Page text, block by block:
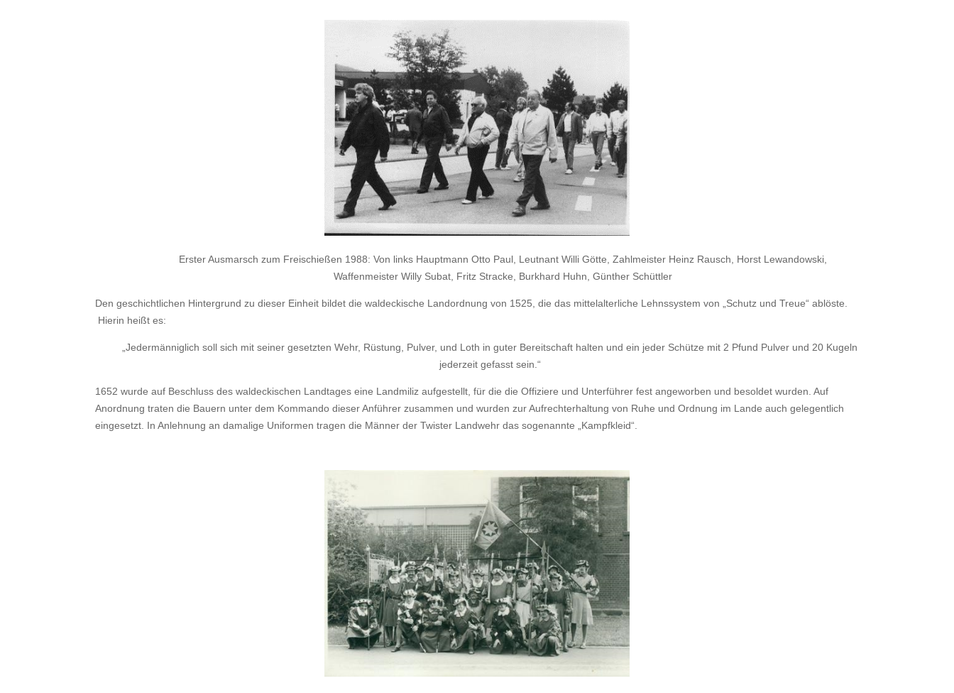
Erster Ausmarsch zum Freischießen 1988: Von links Hauptmann Otto Paul, Leutnant Willi Götte, Zahlmeister Heinz Rausch, Horst Lewandowski,
Waffenmeister Willy Subat, Fritz Stracke, Burkhard Huhn, Günther Schüttler
Den geschichtlichen Hintergrund zu dieser Einheit bildet die waldeckische Landordnung von 1525, die das mittelalterliche Lehnssystem von „Schutz und Treue“ ablöste.
Hierin heißt es:
„Jedermänniglich soll sich mit seiner gesetzten Wehr, Rüstung, Pulver, und Loth in guter Bereitschaft halten und ein jeder Schütze mit 2 Pfund Pulver und 20 Kugeln
jederzeit gefasst sein.“
1652 wurde auf Beschluss des waldeckischen Landtages eine Landmiliz aufgestellt, für die die Offiziere und Unterführer fest angeworben und besoldet wurden. Auf
Anordnung traten die Bauern unter dem Kommando dieser Anführer zusammen und wurden zur Aufrechterhaltung von Ruhe und Ordnung im Lande auch gelegentlich
eingesetzt. In Anlehnung an damalige Uniformen tragen die Männer der Twister Landwehr das sogenannte „Kampfkleid“.